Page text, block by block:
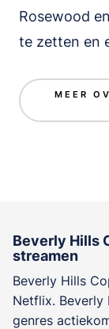
Rosewood
te zetten en
MEER
Beverly Hills
streamen
Beverly Hills
Netflix. Beverly
genres